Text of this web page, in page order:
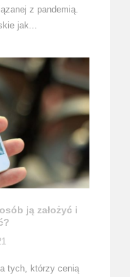
z pandemią.
jak...
ją założyć i
tych, którzy cenią